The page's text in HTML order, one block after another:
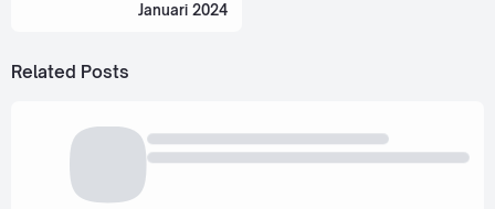
Januari 2024
Related Posts